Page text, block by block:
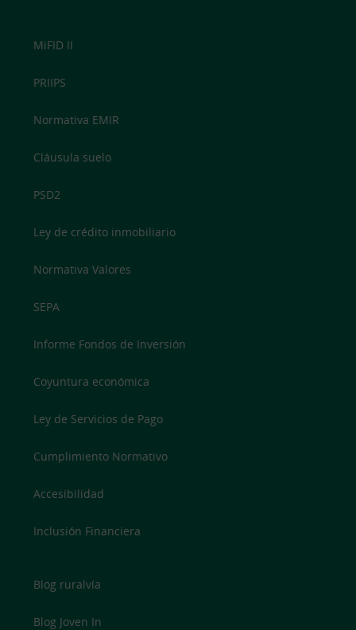
MiFID II
PRIIPS
Normativa EMIR
Cláusula suelo
PSD2
Ley de crédito inmobiliario
Normativa Valores
SEPA
Informe Fondos de Inversión
Coyuntura económica
Ley de Servicios de Pago
Cumplimiento Normativo
Accesibilidad
Inclusión Financiera
Blog ruralvía
Blog Joven In